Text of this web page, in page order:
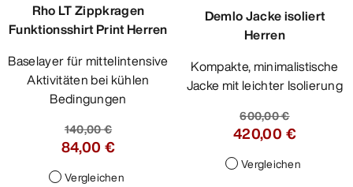
Rho LT Zippkragen
Funktionsshirt Print Herren
Baselayer für mittelintensive
Aktivitäten bei kühlen
Bedingungen
140,00 €
84,00 €
Vergleichen
Demlo Jacke isoliert
Herren
Kompakte, minimalistische
Jacke mit leichter Isolierung
600,00 €
420,00 €
Vergleichen